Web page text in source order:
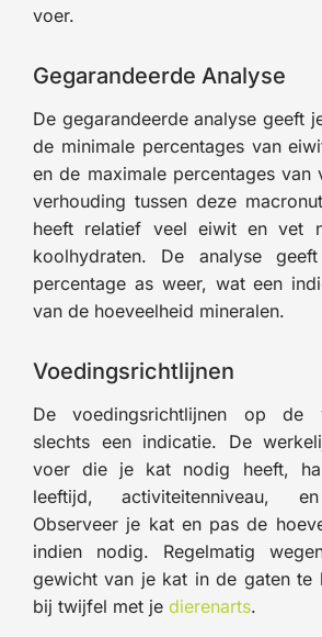
voer.
Gegarandeerde Analyse
De gegarandeerde analyse geeft
de minimale percentages van
en de maximale percentages
verhouding tussen deze
heeft relatief veel eiwit en vet
koolhydraten. De analyse
percentage as weer, wat een
van de hoeveelheid mineralen.
Voedingsrichtlijnen
De voedingsrichtlijnen op de
slechts een indicatie. De
voer die je kat nodig heeft,
leeftijd, activiteitenniveau,
Observeer je kat en pas de
indien nodig. Regelmatig
gewicht van je kat in de gaten te
bij twijfel met je dierenarts.